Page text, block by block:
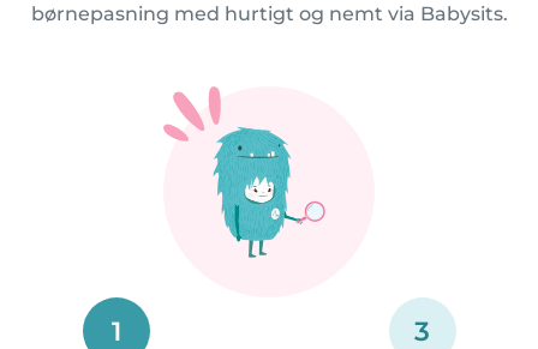
børnepasning med hurtigt og nemt via Babysits.
1 3